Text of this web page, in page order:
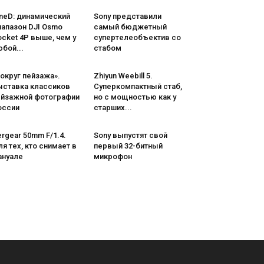
динамический
DJI Osmo
4P выше, чем у
Sony представили
самый бюджетный
супертелеобъектив со
стабом
пейзажа».
классиков
фотографии
Zhiyun Weebill 5.
Cуперкомпактный стаб,
но с мощностью как у
старших...
50mm F/1.4.
тех, кто снимает в
Sony выпустят свой
первый 32-битный
микрофон